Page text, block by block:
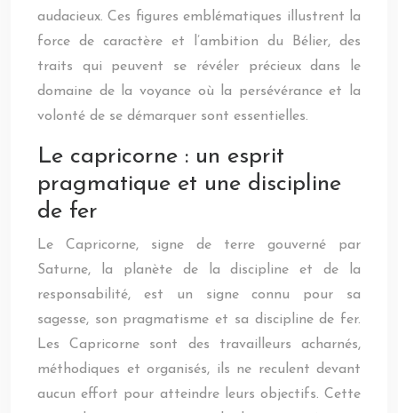
audacieux. Ces figures emblématiques illustrent la
force de caractère et l’ambition du Bélier, des
traits qui peuvent se révéler précieux dans le
domaine de la voyance où la persévérance et la
volonté de se démarquer sont essentielles.
Le capricorne : un esprit
pragmatique et une discipline
de fer
Le Capricorne, signe de terre gouverné par
Saturne, la planète de la discipline et de la
responsabilité, est un signe connu pour sa
sagesse, son pragmatisme et sa discipline de fer.
Les Capricorne sont des travailleurs acharnés,
méthodiques et organisés, ils ne reculent devant
aucun effort pour atteindre leurs objectifs. Cette